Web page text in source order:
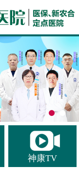
神康TV